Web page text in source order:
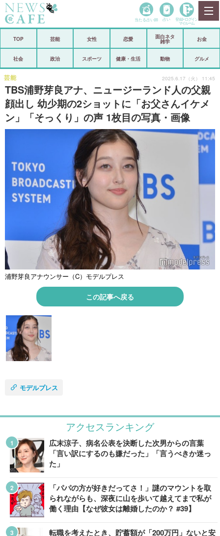
政治
芸能 スポーツ
恋愛 ビックリ
アリ／ナシ
ショップ
登録・ログイン/マイルーム
当たる占い師 占い 登録• ログイン
マイルーム
TOP 芸能 女性 恋愛
面白ネタ
雑学
お金
社会 政治 スポーツ 健康・生活 動物 グルメ
TBS浦野芽良アナ、ニュージーランド人の父親
顔出し 幼少期の2ショットに「お父さんイケメ
ン」「そっくり」の声 1枚目の写真・画像
芸能 2025.6.17（火） 11:45
浦野芽良アナウンサー（C）モデルプレス
この記事へ戻る
モデルプレス
アクセスランキング
広末涼子、病名公表を決断した次男からの言葉
「言い訳にするのも嫌だった」「言うべきか迷っ
た」
「パパの方が好きだってさ！」謎のマウントを取
られながらも、深夜に山を歩いて越えてまで私が
働く理由【なぜ彼女は離婚したのか？ #39】
転職を考えたとき、貯蓄額が「200万円」ないと安